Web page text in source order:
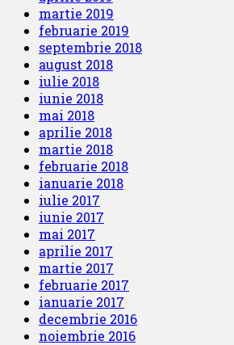
martie 2019
februarie 2019
septembrie 2018
august 2018
iulie 2018
iunie 2018
mai 2018
aprilie 2018
martie 2018
februarie 2018
ianuarie 2018
iulie 2017
iunie 2017
mai 2017
aprilie 2017
martie 2017
februarie 2017
ianuarie 2017
decembrie 2016
noiembrie 2016